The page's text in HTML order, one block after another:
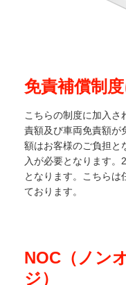
免責補償制
こちらの制度に加入さ
責額及び車両免責額
額はお客様のご負担と
入が必要となります
となります。こちらは
ております。
NOC（ノン
ジ）